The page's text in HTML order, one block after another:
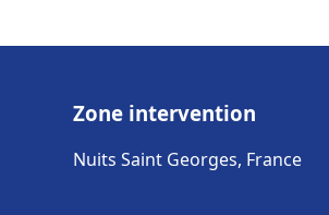
Zone intervention
Nuits Saint Georges, France